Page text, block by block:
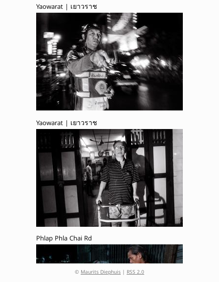
Yaowarat | เยาวราช
Yaowarat | เยาวราช
Phlap Phla Chai Rd
© Maurits Diephuis | RSS 2.0